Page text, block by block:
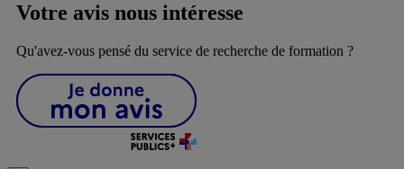
Votre avis nous intéresse
Qu'avez-vous pensé du service de recherche de formation ?